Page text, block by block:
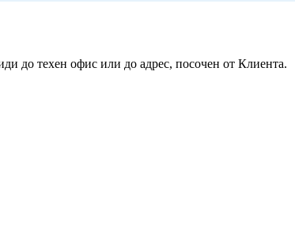
до техен офис или до адрес, посочен от Клиента.